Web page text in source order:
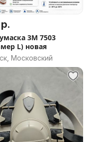
3М 7503
L) новая
Московский